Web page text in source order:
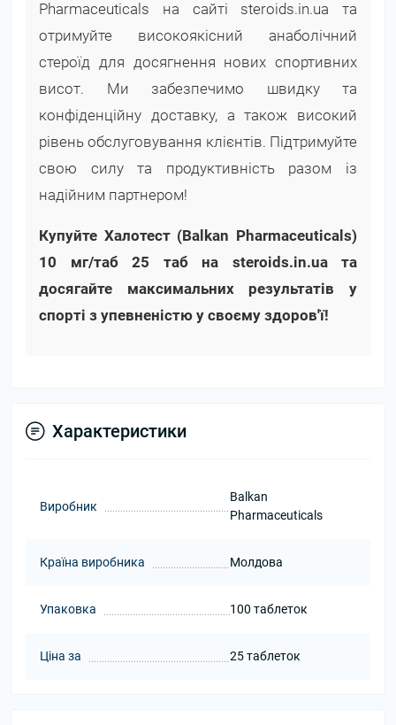
Pharmaceuticals на сайті steroids.in.ua та
отримуйте високоякісний анаболічний
стероїд для досягнення нових спортивних
висот. Ми забезпечимо швидку та
конфіденційну доставку, а також високий
рівень обслуговування клієнтів. Підтримуйте
свою силу та продуктивність разом із
надійним партнером!
Купуйте Халотест (Balkan Pharmaceuticals)
10 мг/таб 25 таб на steroids.in.ua та
досягайте максимальних результатів у
спорті з упевненістю у своєму здоров'ї!
Характеристики
Виробник
Balkan
Pharmaceuticals
Країна виробника Молдова
Упаковка 100 таблеток
Ціна за 25 таблеток